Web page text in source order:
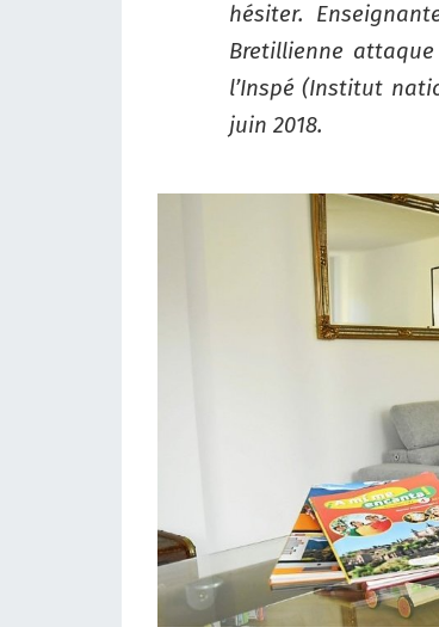
hésiter.
Bretillienne
l’Inspé (Institut
juin 2018.